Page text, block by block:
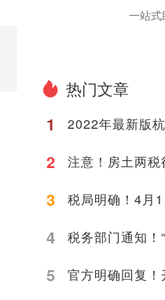
一站
热门文章
1
2 注意！房土两税
3
4
5